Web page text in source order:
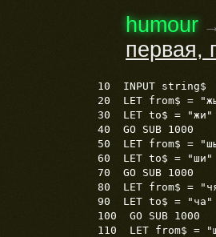
humour
первая,
10 INPUT string$
20 LET from$ =
30 LET to$ = "жи"
40 GO SUB 1000
50 LET from$ =
60 LET to$ = "ши"
70 GO SUB 1000
80 LET from$ =
90 LET to$ = "ча"
100 GO SUB 1000
110 LET from$ =